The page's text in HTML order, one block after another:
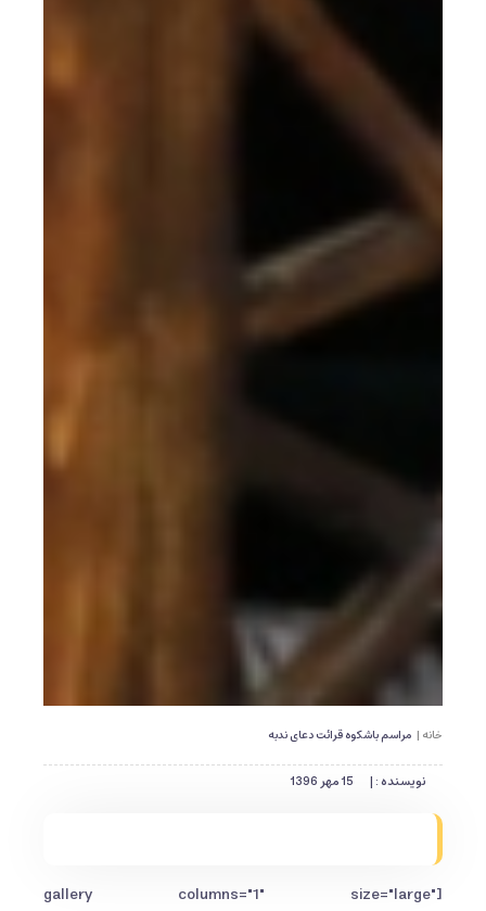
خانه | مراسم باشکوه قرائت دعای ندبه
نویسنده : | 15 مهر 1396
[gallery columns="1" size="large"